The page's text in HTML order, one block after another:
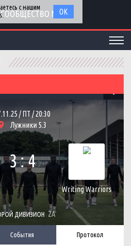
МГУ
/ ПТ / 20:30
Лужники 5.3
3 : 4
Writing Warriors
ДИВИЗИОН 2А
События Протокол
с нашим
ОК